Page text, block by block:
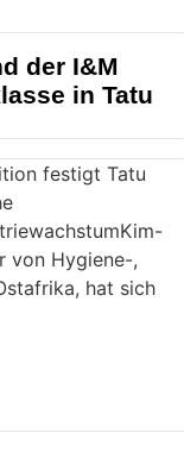
der I&M
in Tatu
festigt Tatu
von Hygiene-,
hat sich